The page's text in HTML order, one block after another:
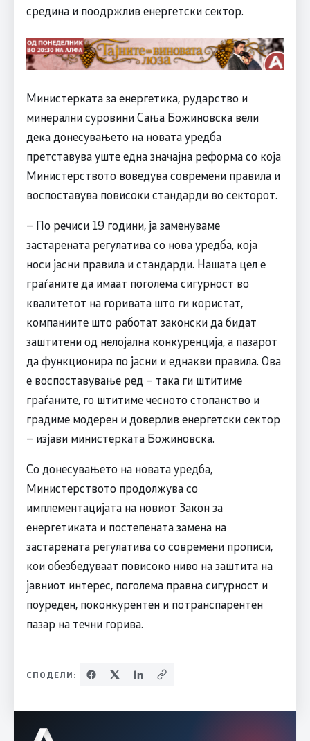
средина и поодржлив енергетски сектор.
Министерката за енергетика, рударство и
минерални суровини Сања Божиновска вели
дека донесувањето на новата уредба
претставува уште една значајна реформа со која
Министерството воведува современи правила и
воспоставува повисоки стандарди во секторот.
– По речиси 19 години, ја заменуваме
застарената регулатива со нова уредба, која
носи јасни правила и стандарди. Нашата цел е
граѓаните да имаат поголема сигурност во
квалитетот на горивата што ги користат,
компаниите што работат законски да бидат
заштитени од нелојална конкуренција, а пазарот
да функционира по јасни и еднакви правила. Ова
е воспоставување ред – така ги штитиме
граѓаните, го штитиме чесното стопанство и
градиме модерен и доверлив енергетски сектор
– изјави министерката Божиновска.
Со донесувањето на новата уредба,
Министерството продолжува со
имплементацијата на новиот Закон за
енергетиката и постепената замена на
застарената регулатива со современи прописи,
кои обезбедуваат повисоко ниво на заштита на
јавниот интерес, поголема правна сигурност и
поуреден, поконкурентен и потранспарентен
пазар на течни горива.
СПОДЕЛИ: